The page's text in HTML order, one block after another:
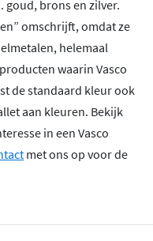
goud, brons en zilver.
omschrijft, omdat ze
helemaal
waarin Vasco
de standaard kleur ook
aan kleuren. Bekijk
in een Vasco
met ons op voor de